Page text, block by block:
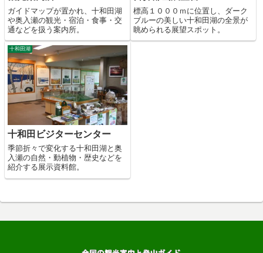
ガイドマップが置かれ、十和田湖
や奥入瀬の観光・宿泊・食事・交
通などを扱う案内所。
標高１０００ｍに位置し、ダーク
ブルーの美しい十和田湖の全景が
眺められる展望スポット。
十和田湖
十和田ビジターセンター
季節折々で変化する十和田湖と奥
入瀬の自然・動植物・歴史などを
紹介する展示資料館。